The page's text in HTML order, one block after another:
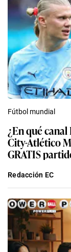
Fútbol mundial
¿En qué
City-Atlético
GRATIS
Redacción EC